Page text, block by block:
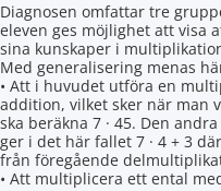
Diagnosen omfattar tre
eleven ges möjlighet att visa
sina kunskaper i
Med generalisering menas
• Att i huvudet utföra en
addition, vilket sker när man
ska beräkna 7 · 45. Den
ger i det här fallet 7 · 4 + 3
från föregående
• Att multiplicera ett ental